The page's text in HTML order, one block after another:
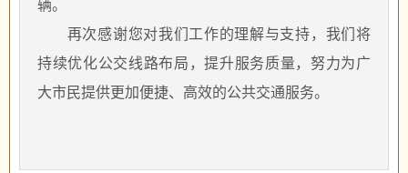
辆。
再次感谢您对我们工作的理解与支持，我们将
持续优化公交线路布局，提升服务质量，努力为广
大市民提供更加便捷、高效的公共交通服务。